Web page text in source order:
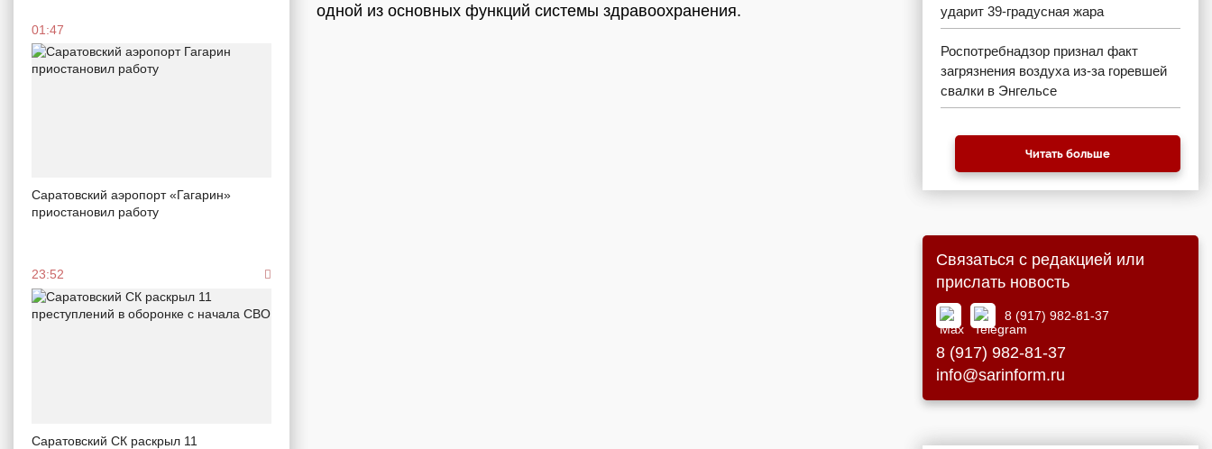
01:47
Саратовский аэропорт «Гагарин»
приостановил работу
23:52
Саратовский СК раскрыл 11
одной из основных функций системы здравоохранения.
ударит 39-градусная жара
Роспотребнадзор признал факт
загрязнения воздуха из-за горевшей
свалки в Энгельсе
Читать больше
Связаться с редакцией или
прислать новость
8 (917) 982-81-37
8 (917) 982-81-37
info@sarinform.ru